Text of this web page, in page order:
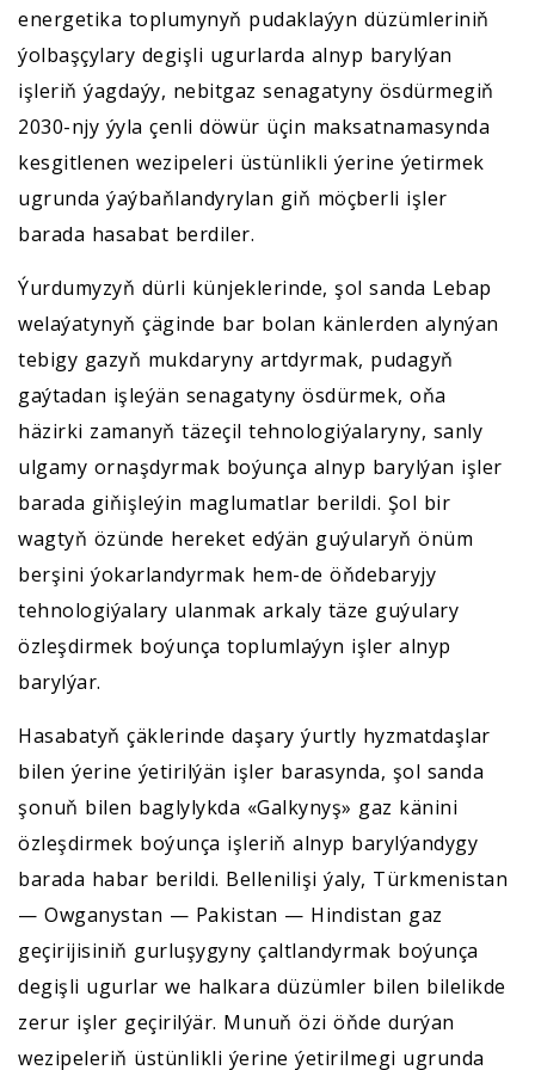
energetika toplumynyň pudaklaýyn düzümleriniň
ýolbaşçylary degişli ugurlarda alnyp barylýan
işleriň ýagdaýy, nebitgaz senagatyny ösdürmegiň
2030-njy ýyla çenli döwür üçin maksatnamasynda
kesgitlenen wezipeleri üstünlikli ýerine ýetirmek
ugrunda ýaýbaňlandyrylan giň möçberli işler
barada hasabat berdiler.
Ýurdumyzyň dürli künjeklerinde, şol sanda Lebap
welaýatynyň çäginde bar bolan känlerden alynýan
tebigy gazyň mukdaryny artdyrmak, pudagyň
gaýtadan işleýän senagatyny ösdürmek, oňa
häzirki zamanyň täzeçil tehnologiýalaryny, sanly
ulgamy ornaşdyrmak boýunça alnyp barylýan işler
barada giňişleýin maglumatlar berildi. Şol bir
wagtyň özünde hereket edýän guýularyň önüm
berşini ýokarlandyrmak hem-de öňdebaryjy
tehnologiýalary ulanmak arkaly täze guýulary
özleşdirmek boýunça toplumlaýyn işler alnyp
barylýar.
Hasabatyň çäklerinde daşary ýurtly hyzmatdaşlar
bilen ýerine ýetirilýän işler barasynda, şol sanda
şonuň bilen baglylykda «Galkynyş» gaz känini
özleşdirmek boýunça işleriň alnyp barylýandygy
barada habar berildi. Bellenilişi ýaly, Türkmenistan
— Owganystan — Pakistan — Hindistan gaz
geçirijisiniň gurluşygyny çaltlandyrmak boýunça
degişli ugurlar we halkara düzümler bilen bilelikde
zerur işler geçirilýär. Munuň özi öňde durýan
wezipeleriň üstünlikli ýerine ýetirilmegi ugrunda